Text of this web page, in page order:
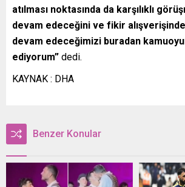
atılması noktasında da karşılıklı
devam edeceğini ve fikir
devam edeceğimizi buradan
ediyorum” dedi.
KAYNAK : DHA
Benzer Konular